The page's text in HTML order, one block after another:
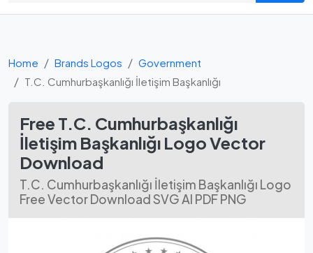
Home Brands Logos
Government
T.C. Cumhurbaşkanlığı İletişim Başkanlığı
Free T.C. Cumhurbaşkanlığı
İletişim Başkanlığı Logo Vector
Download
T.C. Cumhurbaşkanlığı İletişim Başkanlığı Logo
Free Vector Download SVG AI PDF PNG